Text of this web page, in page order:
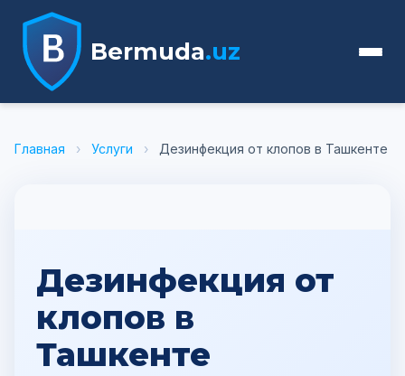
Bermuda.uz
Главная › Услуги › Дезинфекция от клопов в Ташкенте
Дезинфекция от
клопов в
Ташкенте